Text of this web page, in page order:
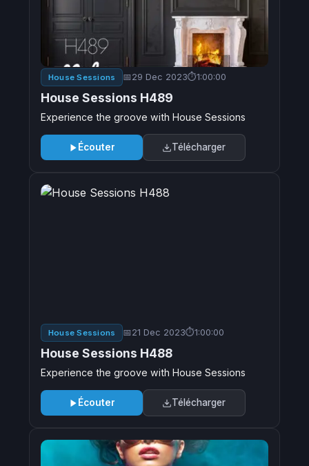
House Sessions 29 Dec 2023 1:00:00
House Sessions H489
Experience the groove with House Sessions
Écouter Télécharger
House Sessions 21 Dec 2023 1:00:00
House Sessions H488
Experience the groove with House Sessions
Écouter Télécharger